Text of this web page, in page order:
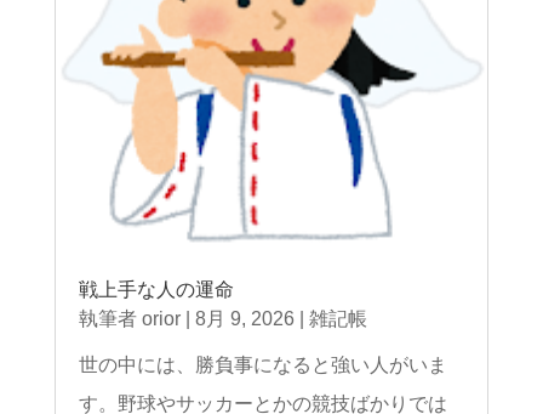
戦上手な人の運命
執筆者 orior| 8月 9, 2026 雑記帳
世の中には、勝負事になると強い人がいま
す。野球やサッカーとかの競技ばかりでは